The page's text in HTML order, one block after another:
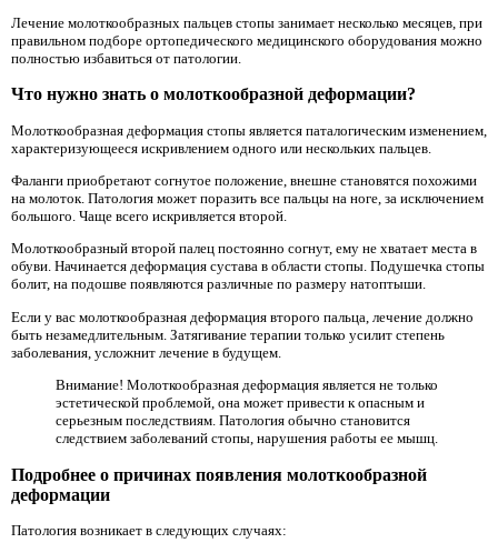
Лечение молоткообразных пальцев стопы занимает несколько месяцев, при
правильном подборе ортопедического медицинского оборудования можно
полностью избавиться от патологии.
Что нужно знать о молоткообразной деформации?
Молоткообразная деформация стопы является паталогическим изменением,
характеризующееся искривлением одного или нескольких пальцев.
Фаланги приобретают согнутое положение, внешне становятся похожими
на молоток. Патология может поразить все пальцы на ноге, за исключением
большого. Чаще всего искривляется второй.
Молоткообразный второй палец постоянно согнут, ему не хватает места в
обуви. Начинается деформация сустава в области стопы. Подушечка стопы
болит, на подошве появляются различные по размеру натоптыши.
Если у вас молоткообразная деформация второго пальца, лечение должно
быть незамедлительным. Затягивание терапии только усилит степень
заболевания, усложнит лечение в будущем.
Внимание! Молоткообразная деформация является не только
эстетической проблемой, она может привести к опасным и
серьезным последствиям. Патология обычно становится
следствием заболеваний стопы, нарушения работы ее мышц.
Подробнее о причинах появления молоткообразной
деформации
Патология возникает в следующих случаях: